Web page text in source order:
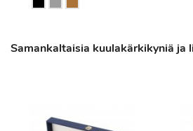
Samankaltaisia kuulakärkikyniä ja